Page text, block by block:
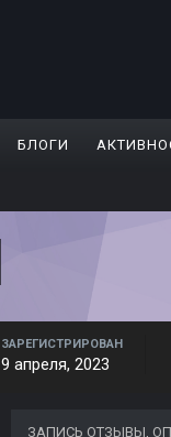
БЛОГИ
ЗАРЕГИСТРИРОВАН
9 апреля, 2023
ЗАПИСЬ ОТЗЫВЫ,